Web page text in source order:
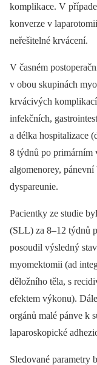
komplikace. V
konverze v
neřešitelné krvácení.
V časném
v obou skupinách
krvácivých
infekčních,
a délka hospitalizace
8 týdnů po primárním
algomenorey,
dyspareunie.
Pacientky ze studie
(SLL) za 8–12 týdnů
posoudil výsledný
myomektomii (ad
děložního těla, s
efektem výkonu).
orgánů malé pánve k
laparoskopické
Sledované parametry